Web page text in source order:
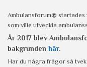
Ambulansforum®
som ville utveckla
År 2017 blev
bakgrunden här.
Har du några frågor så